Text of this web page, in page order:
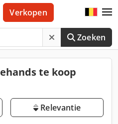
Zoeken
Verkopen
te koop
Relevantie